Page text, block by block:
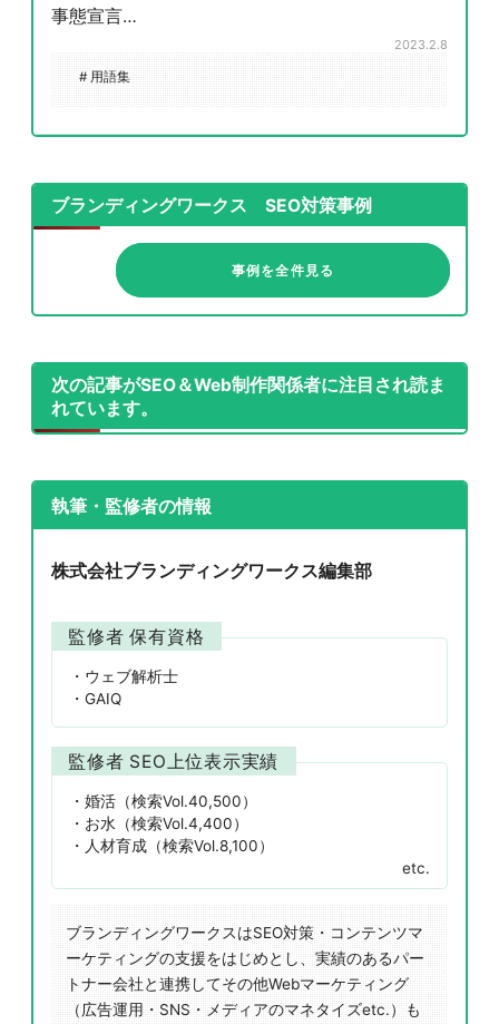
事態宣言…
2023.2.8
# 用語集
ブランディングワークス SEO対策事例
事例を全件見る
次の記事がSEO＆Web制作関係者に注目され読ま
れています。
執筆・監修者の情報
株式会社ブランディングワークス編集部
監修者 保有資格
ウェブ解析士
GAIQ
監修者 SEO上位表示実績
婚活（検索Vol.40,500）
お水（検索Vol.4,400）
人材育成（検索Vol.8,100）
etc.
ブランディングワークスはSEO対策・コンテンツマ
ーケティングの支援をはじめとし、実績のあるパー
トナー会社と連携してその他Webマーケティング
（広告運用・SNS・メディアのマネタイズetc.）も